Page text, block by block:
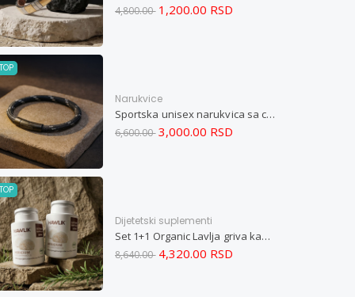
4,800.00 1,200.00 RSD
TOP
Narukvice
Sportska unisex narukvica sa crnim zatvaračem od nerđajućeg čelika i magnetom M
6,600.00 3,000.00 RSD
TOP
Dijetetski suplementi
Set 1+1 Organic Lavlja griva kapsule -Hericium ekstrakt 60
8,640.00 4,320.00 RSD